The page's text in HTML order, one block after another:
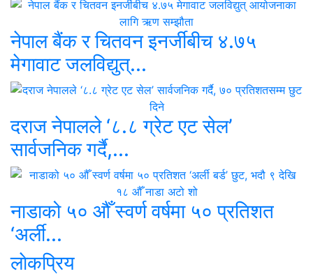
नेपाल बैंक र चितवन इनर्जीबीच ४.७५
मेगावाट जलविद्युत्...
दराज नेपालले ‘८.८ ग्रेट एट सेल’
सार्वजनिक गर्दै,...
नाडाको ५० औँ स्वर्ण वर्षमा ५० प्रतिशत
‘अर्ली...
लाेकप्रिय